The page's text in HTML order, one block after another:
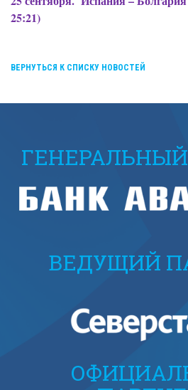
25:21)
ВЕРНУТЬСЯ К СПИСКУ НОВОСТЕЙ
ВЕДУЩИЙ